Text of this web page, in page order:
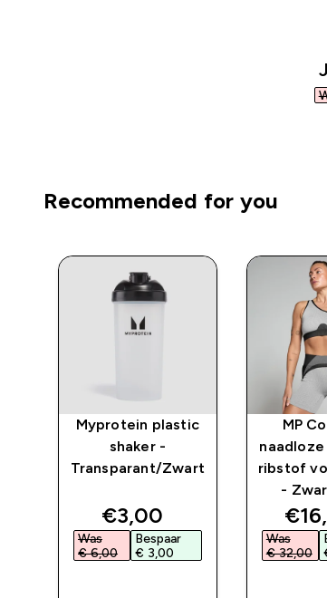
Recommended for you
Myprotein plastic
shaker -
Transparant/Zwart
discounted price
€3,00‎
Was
€ 6,00‎
Bespaar
€ 3,00‎
MP
naadloze
ribstof
-
Was
€ 32,00‎